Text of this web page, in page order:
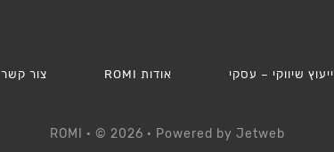
ייעוץ שיווקי – עסקי אודות ROMI צור קשר
ROMI · © 2026 · Powered by Jetweb